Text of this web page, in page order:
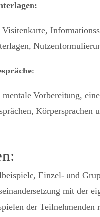
Visitenkarte,
Vorbereitung,
Einzel- und
mit der
der Teilnehmenden